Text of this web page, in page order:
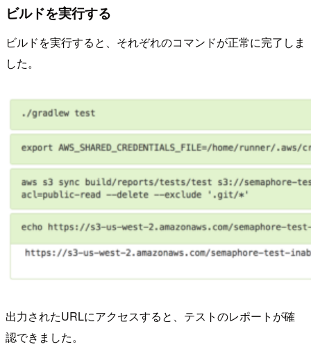
ビルドを実行する
ビルドを実行すると、それぞれのコマンドが正常に完了しま
した。
出力されたURLにアクセスすると、テストのレポートが確
認できました。